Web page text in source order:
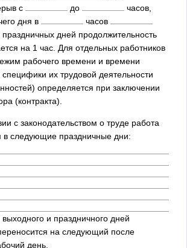
с
до
часов,
дня в
часов
праздничных дней продолжительность
на 1 час. Для отдельных работников
рабочего времени и времени
их трудовой деятельности
определяется при заключении
(контракта).
с законодательством о труде работа
в следующие праздничные дни:
и праздничного дней
на следующий после
день.